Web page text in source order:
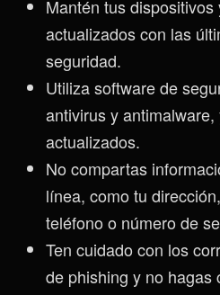
Mantén tus dispositivos
actualizados con las
seguridad.
Utiliza software de
antivirus y
actualizados.
No compartas
línea, como tu
teléfono o número de
Ten cuidado con los
de phishing y no hagas